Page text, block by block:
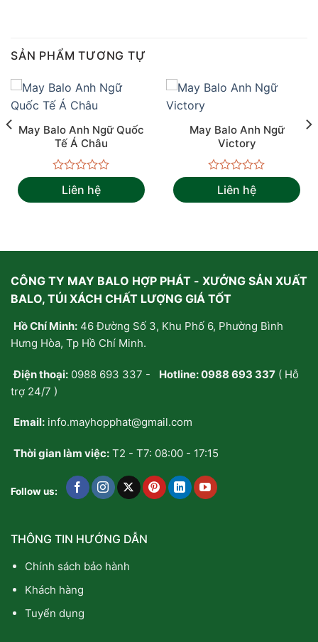
SẢN PHẨM TƯƠNG TỰ
May Balo Anh Ngữ Quốc
Tế Á Châu
xếp
hạng
Liên hệ
May Balo Anh Ngữ
Victory
xếp
hạng
Liên hệ
CÔNG TY MAY BALO HỢP PHÁT - XƯỞNG SẢN XUẤT
BALO, TÚI XÁCH CHẤT LƯỢNG GIÁ TỐT
Hồ Chí Minh: 46 Đường Số 3, Khu Phố 6, Phường Bình
Hưng Hòa, Tp Hồ Chí Minh.
Điện thoại: 0988 693 337 - Hotline:0988 693 337 ( Hỗ
trợ 24/7 )
Email: info.mayhopphat@gmail.com
Thời gian làm việc: T2 - T7: 08:00 - 17:15
Follow us:
THÔNG TIN HƯỚNG DẪN
Chính sách bảo hành
Khách hàng
Tuyển dụng